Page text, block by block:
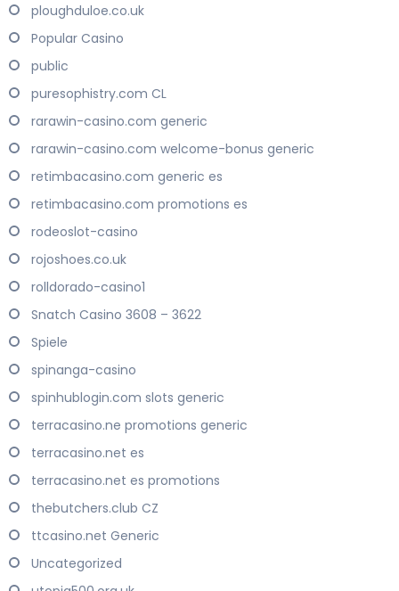
ploughduloe.co.uk
Popular Casino
public
puresophistry.com CL
rarawin-casino.com generic
rarawin-casino.com welcome-bonus generic
retimbacasino.com generic es
retimbacasino.com promotions es
rodeoslot-casino
rojoshoes.co.uk
rolldorado-casino1
Snatch Casino 3608 – 3622
Spiele
spinanga-casino
spinhublogin.com slots generic
terracasino.ne promotions generic
terracasino.net es
terracasino.net es promotions
thebutchers.club CZ
ttcasino.net Generic
Uncategorized